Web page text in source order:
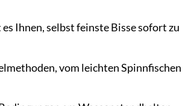
Ihnen, selbst feinste Bisse sofort zu
vom leichten Spinnfischen